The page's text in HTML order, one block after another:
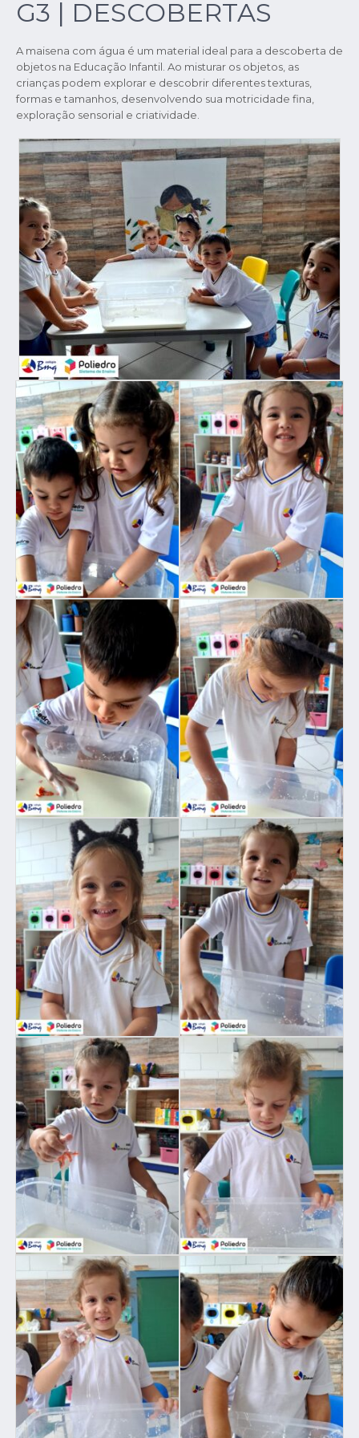
G3 | DESCOBERTAS
A maisena com água é um material ideal para a descoberta de
objetos na Educação Infantil. Ao misturar os objetos, as
crianças podem explorar e descobrir diferentes texturas,
formas e tamanhos, desenvolvendo sua motricidade fina,
exploração sensorial e criatividade.